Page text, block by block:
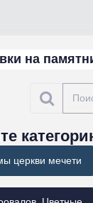
на
церкви мечети